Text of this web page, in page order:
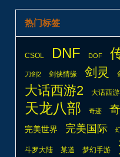
热门标签
CSOL DNF DOF
刀剑2 剑侠情缘 剑灵
大话西游2 大话西
天龙八部 奇迹
完美世界 完美国际
斗罗大陆 某道 梦幻手游